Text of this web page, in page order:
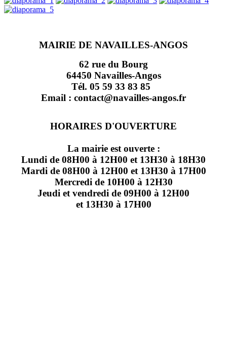
MAIRIE DE NAVAILLES-ANGOS
62 rue du Bourg
64450 Navailles-Angos
Tél. 05 59 33 83 85
Email : contact@navailles-angos.fr
HORAIRES D'OUVERTURE
La mairie est ouverte :
Lundi de 08H00 à 12H00 et 13H30 à 18H30
Mardi de 08H00 à 12H00 et 13H30 à 17H00
Mercredi de 10H00 à 12H30
Jeudi et vendredi de 09H00 à 12H00
et 13H30 à 17H00